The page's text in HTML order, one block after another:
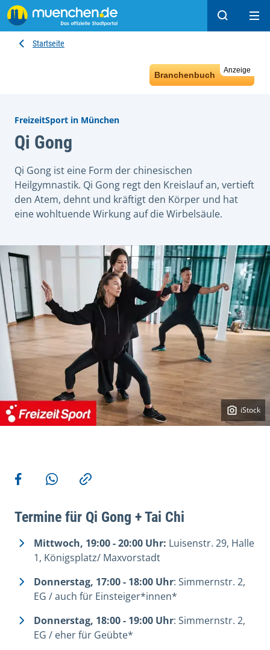
Suchen
Startseite
Anzeige
Branchenbuch
FreizeitSport in München
Qi Gong
Qi Gong ist eine Form der chinesischen
Heilgymnastik. Qi Gong regt den Kreislauf an, vertieft
den Atem, dehnt und kräftigt den Körper und hat
eine wohltuende Wirkung auf die Wirbelsäule.
iStock
Weitere Aktionen
Teilen auf Facebook
Teilen via WhatsApp
Kopieren
Termine für Qi Gong + Tai Chi
Mittwoch, 19:00 - 20:00 Uhr: Luisenstr. 29, Halle
1, Königsplatz/ Maxvorstadt
Donnerstag, 17:00 - 18:00 Uhr: Simmernstr. 2,
EG / auch für Einsteiger*innen*
Donnerstag, 18:00 - 19:00 Uhr: Simmernstr. 2,
EG / eher für Geübte*